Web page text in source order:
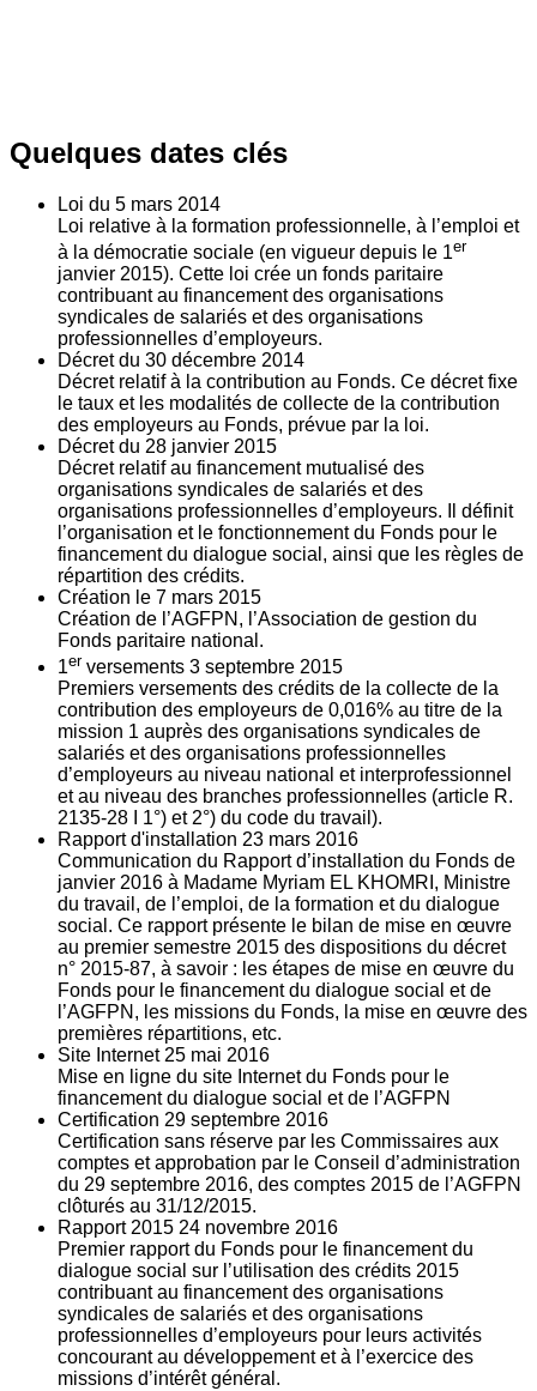
Quelques dates clés
Loi du 5 mars 2014
Loi relative à la formation professionnelle, à l’emploi et
à la démocratie sociale (en vigueur depuis le 1er
janvier 2015). Cette loi crée un fonds paritaire
contribuant au financement des organisations
syndicales de salariés et des organisations
professionnelles d’employeurs.
Décret du 30 décembre 2014
Décret relatif à la contribution au Fonds. Ce décret fixe
le taux et les modalités de collecte de la contribution
des employeurs au Fonds, prévue par la loi.
Décret du 28 janvier 2015
Décret relatif au financement mutualisé des
organisations syndicales de salariés et des
organisations professionnelles d’employeurs. Il définit
l’organisation et le fonctionnement du Fonds pour le
financement du dialogue social, ainsi que les règles de
répartition des crédits.
Création le 7 mars 2015
Création de l’AGFPN, l’Association de gestion du
Fonds paritaire national.
1er versements 3 septembre 2015
Premiers versements des crédits de la collecte de la
contribution des employeurs de 0,016% au titre de la
mission 1 auprès des organisations syndicales de
salariés et des organisations professionnelles
d’employeurs au niveau national et interprofessionnel
et au niveau des branches professionnelles (article R.
2135‐28 I 1°) et 2°) du code du travail).
Rapport d'installation 23 mars 2016
Communication du Rapport d’installation du Fonds de
janvier 2016 à Madame Myriam EL KHOMRI, Ministre
du travail, de l’emploi, de la formation et du dialogue
social. Ce rapport présente le bilan de mise en œuvre
au premier semestre 2015 des dispositions du décret
n° 2015-87, à savoir : les étapes de mise en œuvre du
Fonds pour le financement du dialogue social et de
l’AGFPN, les missions du Fonds, la mise en œuvre des
premières répartitions, etc.
Site Internet 25 mai 2016
Mise en ligne du site Internet du Fonds pour le
financement du dialogue social et de l’AGFPN
Certification 29 septembre 2016
Certification sans réserve par les Commissaires aux
comptes et approbation par le Conseil d’administration
du 29 septembre 2016, des comptes 2015 de l’AGFPN
clôturés au 31/12/2015.
Rapport 2015 24 novembre 2016
Premier rapport du Fonds pour le financement du
dialogue social sur l’utilisation des crédits 2015
contribuant au financement des organisations
syndicales de salariés et des organisations
professionnelles d’employeurs pour leurs activités
concourant au développement et à l’exercice des
missions d’intérêt général.